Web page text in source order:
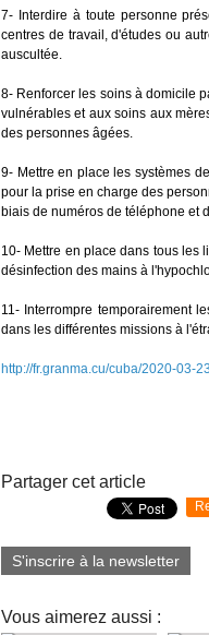
7- Interdire à toute personne
centres de travail, d'études ou
auscultée.
8- Renforcer les soins à domicile
vulnérables et aux soins aux
des personnes âgées.
9- Mettre en place les systèmes
pour la prise en charge des
biais de numéros de téléphone et
10- Mettre en place dans tous les
désinfection des mains à
11- Interrompre temporairement
dans les différentes missions à
http://fr.granma.cu/cuba/2020-03-
Partager cet article
S'inscrire à la newsletter
Vous aimerez aussi :